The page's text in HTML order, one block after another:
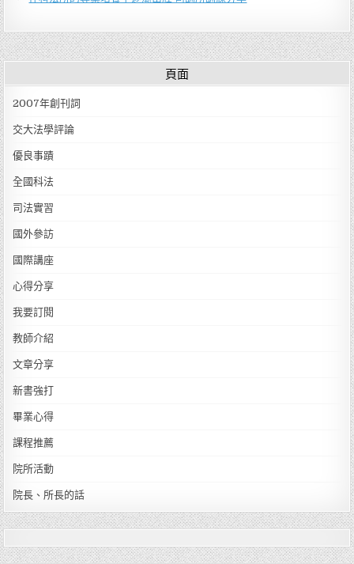
頁面
2007年創刊詞
交大法學評論
優良事蹟
全國科法
司法實習
國外參訪
國際講座
心得分享
我要訂閱
教師介紹
文章分享
新書強打
畢業心得
課程推薦
院所活動
院長、所長的話